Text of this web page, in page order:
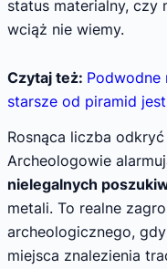
status materialny, czy
wciąż nie wiemy.
Czytaj też: Podwodne
starsze od piramid
Rosnąca liczba
Archeologowie
nielegalnych
metali. To realne
archeologicznego,
miejsca znalezienia